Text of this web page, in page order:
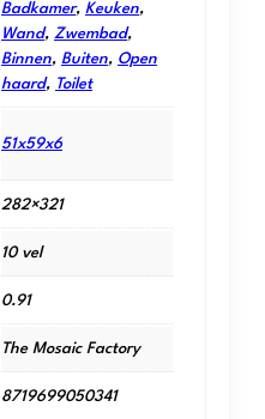
Badkamer,Keuken,
Wand,Zwembad,
Binnen,Buiten, Open
haard, Toilet
51x59x6
282×321
10 vel
0.91
The Mosaic Factory
8719699050341